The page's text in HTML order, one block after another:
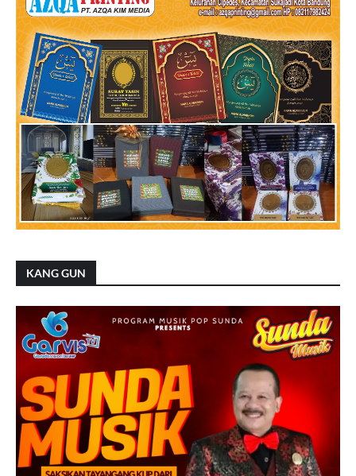
KANG GUN